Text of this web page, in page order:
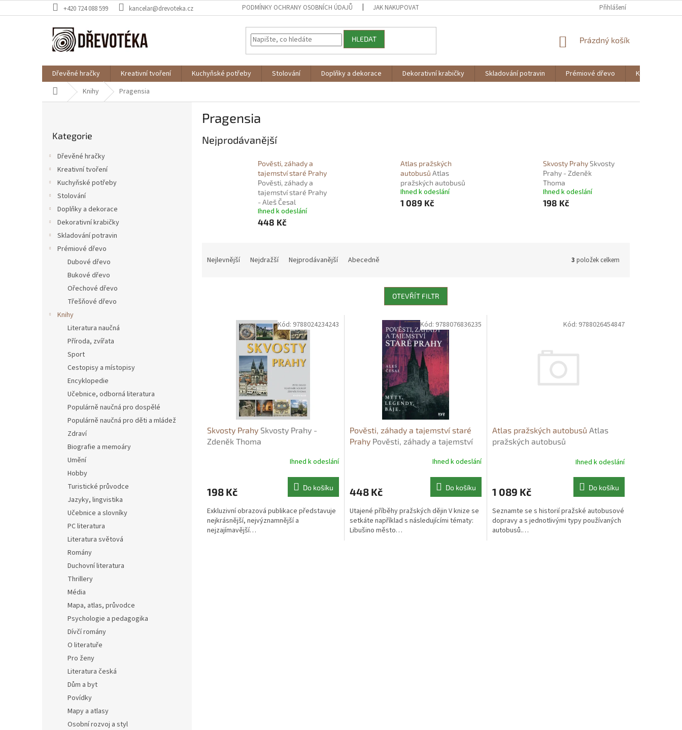
na
+420 724 088 599 kancelar@drevoteka.cz PODMÍNKY OCHRANY OSOBNÍCH ÚDAJŮ JAK NAKUPOVAT Přihlášení
HLEDAT
NÁKUPNÍ
Prázdný košík
Dřevěné hračky Kreativní tvoření Kuchyňské potřeby Stolování Doplňky a dekorace Dekorativní krabičky Skladování potravin Prémiové dřevo
Knihy
Domů Knihy Pragensia
kategorie
Kategorie
Dřevěné hračky
Kreativní tvoření
Kuchyňské potřeby
Stolování
Doplňky a dekorace
Dekorativní krabičky
Skladování potravin
Prémiové dřevo
Dubové dřevo
Bukové dřevo
Ořechové dřevo
Třešňové dřevo
Knihy
Literatura naučná
Příroda, zvířata
Sport
Cestopisy a místopisy
Encyklopedie
Učebnice, odborná literatura
Populárně naučná pro dospělé
Populárně naučná pro děti a mládež
Zdraví
Biografie a memoáry
Umění
Hobby
Turistické průvodce
Jazyky, lingvistika
Učebnice a slovníky
PC literatura
Literatura světová
Romány
Duchovní literatura
Thrillery
Média
Mapa, atlas, průvodce
Psychologie a pedagogika
Dívčí romány
O literatuře
Pro ženy
Literatura česká
Dům a byt
Povídky
Mapy a atlasy
Osobní rozvoj a styl
Pragensia
Nejprodávanější
Pověsti, záhady a
tajemství staré Prahy
Pověsti, záhady a
tajemství staré Prahy
- Aleš Česal
Ihned k odeslání
448 Kč
Atlas pražských
autobusů Atlas
pražských autobusů
Ihned k odeslání
1 089 Kč
Skvosty PrahySkvosty
Prahy - Zdeněk
Thoma
Ihned k odeslání
198 Kč
Nejlevnější Nejdražší Nejprodávanější Abecedně 3 položek celkem
OTEVŘÍT FILTR
Skvosty Prahy Skvosty Prahy -
Zdeněk Thoma
Ihned k odeslání
198 Kč Do košíku
Exkluzivní obrazová publikace představuje
nejkrásnější, nejvýznamnější a
nejzajímavější…
Kód: 9788024234243
Pověsti, záhady a tajemství staré
Prahy Pověsti, záhady a tajemství
Ihned k odeslání
448 Kč Do košíku
Utajené příběhy pražských dějin V knize se
setkáte například s následujícími tématy:
Libušino město…
Kód: 9788076836235
Atlas pražských autobusů Atlas
pražských autobusů
Ihned k odeslání
1 089 Kč Do košíku
Seznamte se s historií pražské autobusové
dopravy a s jednotlivými typy používaných
autobusů.…
Kód: 9788026454847